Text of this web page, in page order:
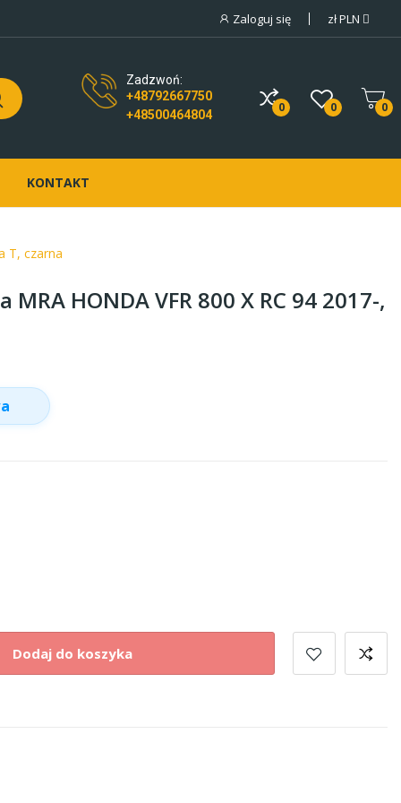
Zaloguj się złPLN
Zadzwoń:
+48792667750
+48500464804
0 0 0
KONTAKT
T, czarna
HONDA VFR 800 X RC 94 2017-,
Dodaj do koszyka